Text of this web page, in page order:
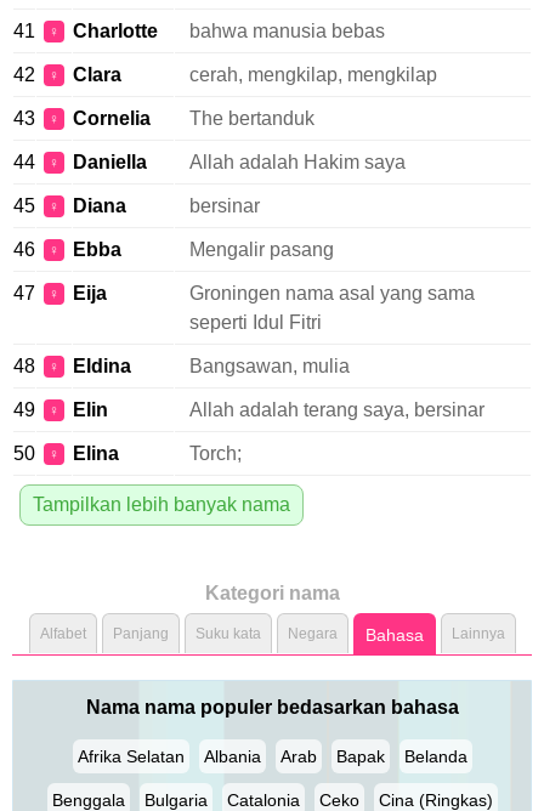
41 ♀ Charlotte bahwa manusia bebas
42 ♀ Clara cerah, mengkilap, mengkilap
43 ♀ Cornelia The bertanduk
44 ♀ Daniella Allah adalah Hakim saya
45 ♀ Diana bersinar
46 ♀ Ebba Mengalir pasang
47 ♀ Eija
Groningen nama asal yang sama
seperti Idul Fitri
48 ♀ Eldina Bangsawan, mulia
49 ♀ Elin Allah adalah terang saya, bersinar
50 ♀ Elina Torch;
Tampilkan lebih banyak nama
Kategori nama
Alfabet Panjang Suku kata Negara Bahasa Lainnya
Nama nama populer bedasarkan bahasa
Afrika Selatan Albania Arab Bapak Belanda
Benggala Bulgaria Catalonia Ceko Cina (Ringkas)